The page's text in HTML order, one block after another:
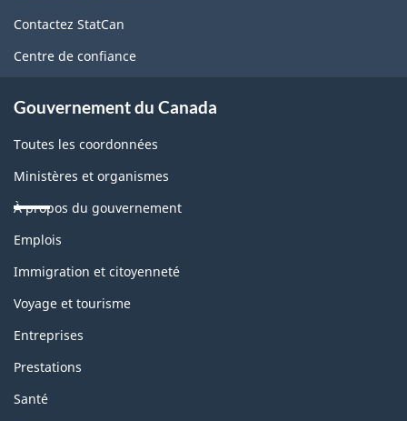
de
ce
Contactez StatCan
Centre de confiance
Gouvernement du Canada
Toutes les coordonnées
Ministères et organismes
À propos du gouvernement
Thèmes
sujets
Emplois
Immigration et citoyenneté
Voyage et tourisme
Entreprises
Prestations
Santé